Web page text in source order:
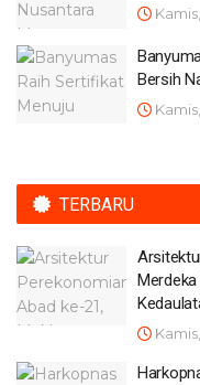
Bersih
TERBARU